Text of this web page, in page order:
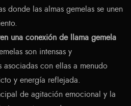
donde las almas gemelas se unen
una conexión de llama gemela
son intensas y
asociadas con ellas a menudo
y energía reflejada.
de agitación emocional y la